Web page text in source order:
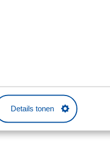
Details tonen